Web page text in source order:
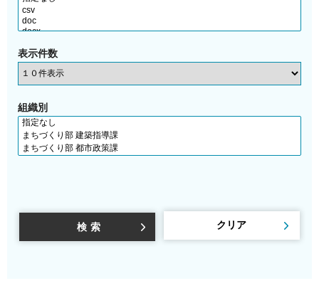
表示件数
組織別